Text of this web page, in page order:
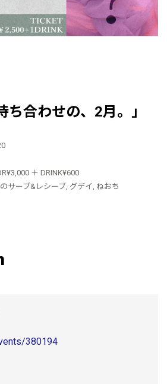
ち合わせの、2月。」
＋ DRINK¥600
サーブ&レシーブ, グデイ, ねおち
380194